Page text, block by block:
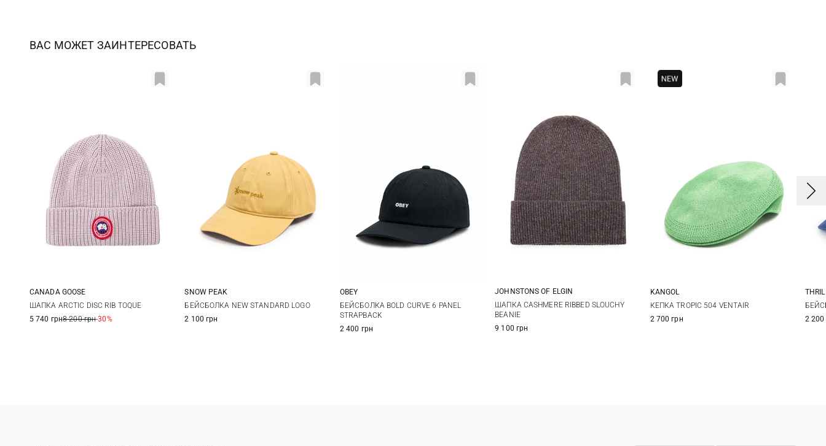
ВАС МОЖЕТ ЗАИНТЕРЕСОВАТЬ
One size
CANADA GOOSE
ШАПКА ARCTIC DISC RIB TOQUE
5 740 грн8 200 грн-30%
S M
SNOW PEAK
БЕЙСБОЛКА NEW STANDARD LOGO
2 100 грн
One size
OBEY
БЕЙСБОЛКА BOLD CURVE 6 PANEL
STRAPBACK
2 400 грн
One size
JOHNSTONS OF ELGIN
ШАПКА CASHMERE RIBBED SLOUCHY
BEANIE
9 100 грн
M L XL
KANGOL
КЕПКА TROPIC 504 VENTAIR
2 700 грн
2 200